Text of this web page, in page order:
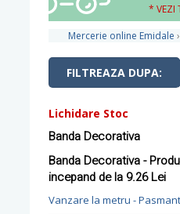
* VEZI
Mercerie online Emidale ›
FILTREAZA DUPA:
Lichidare Stoc
Banda Decorativa
Banda Decorativa -
incepand de la 9.26 Lei
Vanzare la metru -